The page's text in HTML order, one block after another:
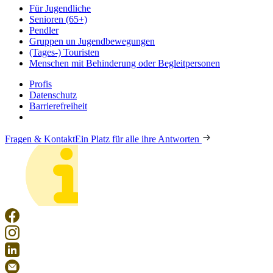
Für Jugendliche
Senioren (65+)
Pendler
Gruppen un Jugendbewegungen
(Tages-) Touristen
Menschen mit Behinderung oder Begleitpersonen
Profis
Datenschutz
Barrierefreiheit
Fragen & KontaktEin Platz für alle ihre Antworten